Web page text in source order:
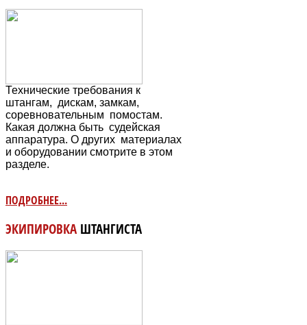
Технические требования к
штангам, дискам, замкам,
соревновательным помостам.
Какая должна быть судейская
аппаратура. О других материалах
и оборудовании смотрите в этом
разделе.
ПОДРОБНЕЕ...
ЭКИПИРОВКА ШТАНГИСТА